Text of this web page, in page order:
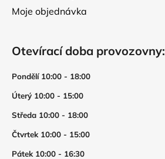
Moje objednávka
Otevírací doba provozovny:
Pondělí 10:00 - 18:00
Úterý 10:00 - 15:00
Středa 10:00 - 18:00
Čtvrtek 10:00 - 15:00
Pátek 10:00 - 16:30